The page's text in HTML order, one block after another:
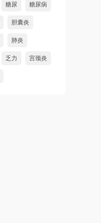
糖尿 糖尿病
胆囊炎
肺炎
乏力 宫颈炎